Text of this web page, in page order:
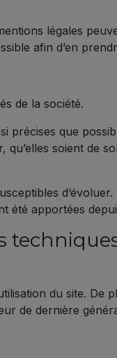
légales
afin d’en
de la société.
précises que
soient de
été apportées
du site. De
de dernière